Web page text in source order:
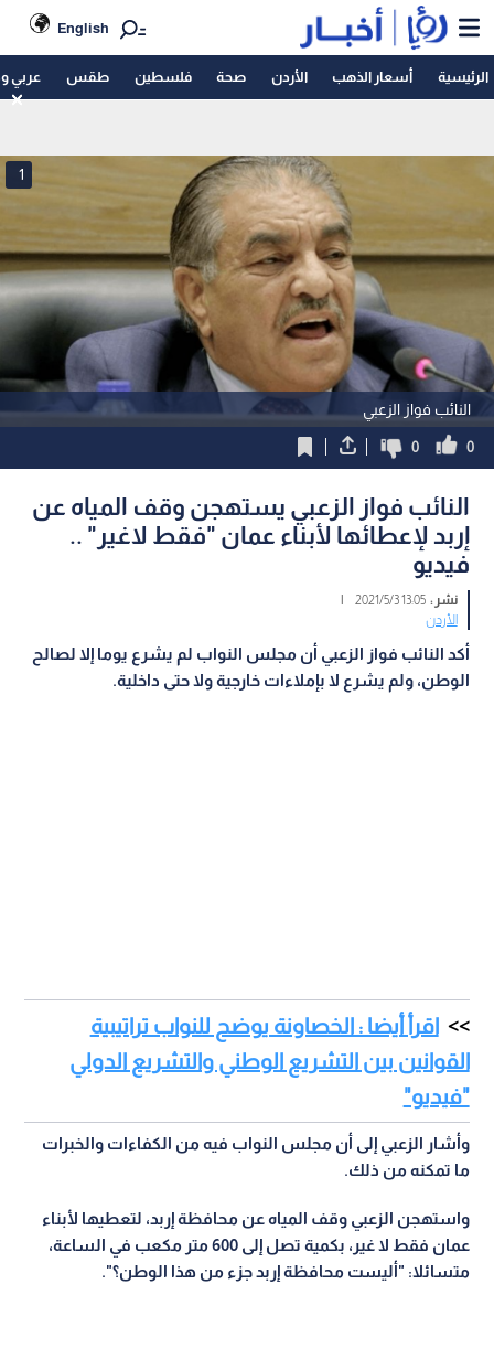
English
الرئيسية أسعار الذهب الأردن صحة فلسطين طقس عربي
النائب فواز الزعبي
1
0
0
النائب فواز الزعبي يستهجن وقف المياه عن
إربد لإعطائها لأبناء عمان "فقط لاغير" ..
فيديو
نشر :13:05 2021/5/3
|
الأردن
أكد النائب فواز الزعبي أن مجلس النواب لم يشرع يوما إلا لصالح
الوطن، ولم يشرع لا بإملاءات خارجية ولا حتى داخلية.
اقرأ أيضا : الخصاونة يوضح للنواب تراتيبية
القوانين بين التشريع الوطني والتشريع الدولي
"فيديو"
وأشار الزعبي إلى أن مجلس النواب فيه من الكفاءات والخبرات
ما تمكنه من ذلك.
واستهجن الزعبي وقف المياه عن محافظة إربد، لتعطيها لأبناء
عمان فقط لا غير، بكمية تصل إلى 600 متر مكعب في الساعة،
متسائلا: "أليست محافظة إربد جزء من هذا الوطن؟".